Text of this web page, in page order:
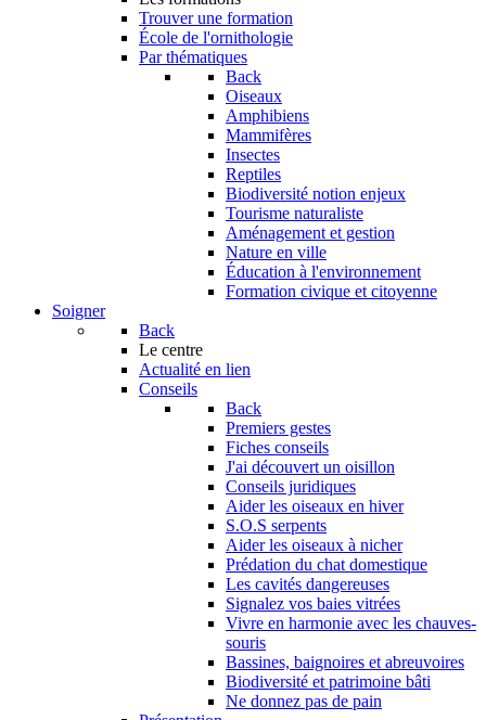
Trouver une formation
École de l'ornithologie
Par thématiques
Back
Oiseaux
Amphibiens
Mammifères
Insectes
Reptiles
Biodiversité notion enjeux
Tourisme naturaliste
Aménagement et gestion
Nature en ville
Éducation à l'environnement
Formation civique et citoyenne
Soigner
Back
Le centre
Actualité en lien
Conseils
Back
Premiers gestes
Fiches conseils
J'ai découvert un oisillon
Conseils juridiques
Aider les oiseaux en hiver
S.O.S serpents
Aider les oiseaux à nicher
Prédation du chat domestique
Les cavités dangereuses
Signalez vos baies vitrées
Vivre en harmonie avec les chauves-
souris
Bassines, baignoires et abreuvoires
Biodiversité et patrimoine bâti
Ne donnez pas de pain